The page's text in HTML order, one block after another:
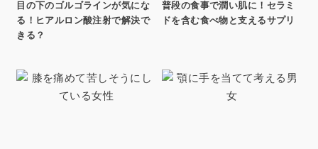
目の下のゴルゴラインが気にな
る！ヒアルロン酸注射で解決で
きる？
普段の食事で潤い肌に！セラミ
ドを含む食べ物と支えるサプリ